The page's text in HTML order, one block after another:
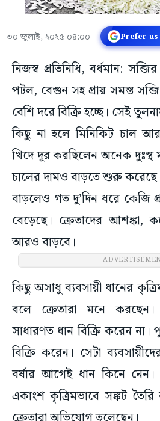
৩০ জুলাই, ২০২৫ ০৪:০০ Prefer us
নিজস্ব প্রতিনিধি, বর্ধমান:
পটল, বেগুন সহ প্রায় সমস্ত
বেশি দরে বিক্রি হচ্ছে। সেই
কিছু না হলে মিনিকিট চাল
খিদে দূর করছিলেন অনেক দুঃস্থ
চালের দামও বাড়তে শুরু
বাড়লেও গত দু’দিন ধরে কেজি
বেড়েছে। ক্রেতাদের আশঙ্কা,
আরও বাড়বে।
কিছু অসাধু ব্যবসায়ী ধানের
বলে ক্রেতারা মনে করছেন।
সাধারণত ধান বিক্রি করেন
বিক্রি করেন। সেটা
বর্ষার আগেই ধান কিনে নেন।
একাংশ কৃত্রিমভাবে সঙ্কট